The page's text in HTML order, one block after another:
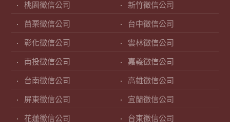
桃園徵信公司 新竹徵信公司
苗栗徵信公司 台中徵信公司
彰化徵信公司 雲林徵信公司
南投徵信公司 嘉義徵信公司
台南徵信公司 高雄徵信公司
屏東徵信公司 宜蘭徵信公司
花蓮徵信公司 台東徵信公司